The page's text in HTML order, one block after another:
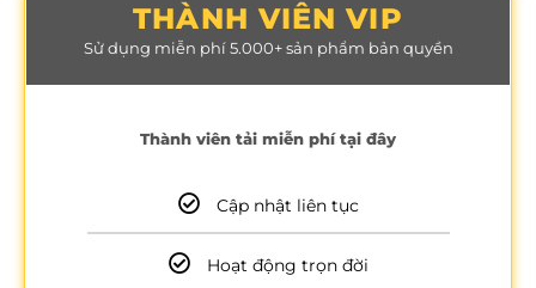
THÀNH VIÊN VIP
Sử dụng miễn phí 5.000+ sản phẩm bản quyền
Thành viên tải miễn phí tại đây
Cập nhật liên tục
Hoạt động trọn đời